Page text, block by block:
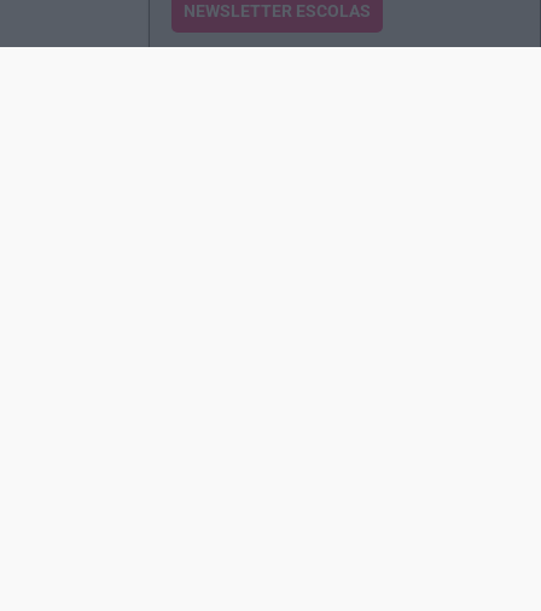
NEWSLETTER ESCOLAS